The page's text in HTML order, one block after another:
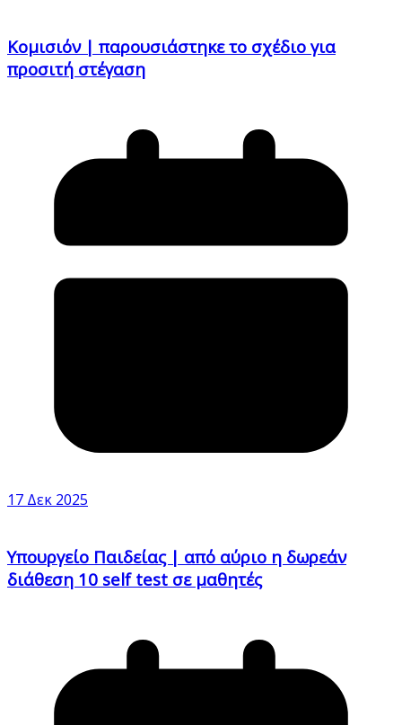
Κομισιόν | παρουσιάστηκε το σχέδιο για
προσιτή στέγαση
17 Δεκ 2025
Υπουργείο Παιδείας | από αύριο η δωρεάν
διάθεση 10 self test σε μαθητές